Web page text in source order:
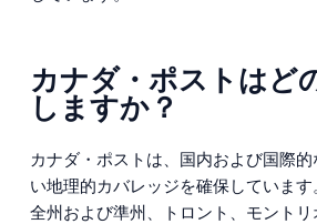
カナダ・ポストはど
しますか？
カナダ・ポストは、国内および国際
い地理的カバレッジを確保しています
全州および準州、トロント、モント